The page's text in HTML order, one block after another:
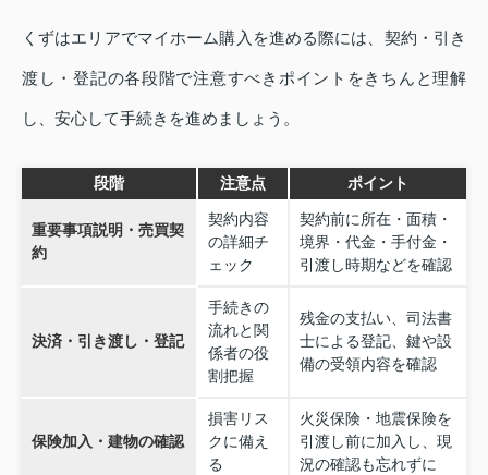
くずはエリアでマイホーム購入を進める際には、契約・引き
渡し・登記の各段階で注意すべきポイントをきちんと理解
し、安心して手続きを進めましょう。
段階 注意点 ポイント
重要事項説明・売買契
約
契約内容
の詳細チ
ェック
契約前に所在・面積・
境界・代金・手付金・
引渡し時期などを確認
決済・引き渡し・登記
手続きの
流れと関
係者の役
割把握
残金の支払い、司法書
士による登記、鍵や設
備の受領内容を確認
保険加入・建物の確認
損害リス
クに備え
る
火災保険・地震保険を
引渡し前に加入し、現
況の確認も忘れずに